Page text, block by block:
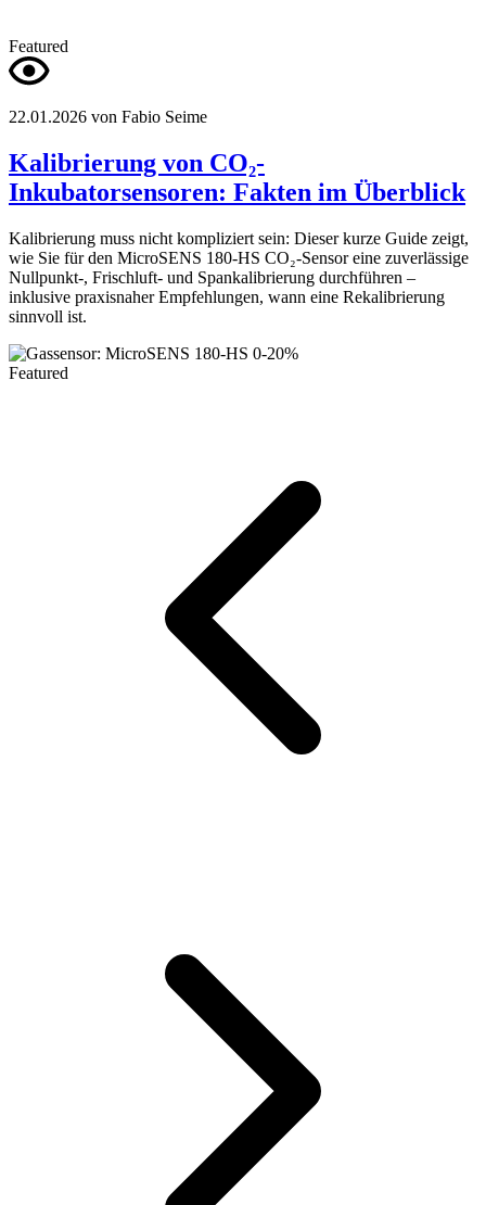
Featured
22.01.2026 von Fabio Seime
Kalibrierung von CO₂-
Inkubatorsensoren: Fakten im Überblick
Kalibrierung muss nicht kompliziert sein: Dieser kurze Guide zeigt,
wie Sie für den MicroSENS 180-HS CO₂-Sensor eine zuverlässige
Nullpunkt-, Frischluft- und Spankalibrierung durchführen –
inklusive praxisnaher Empfehlungen, wann eine Rekalibrierung
sinnvoll ist.
Featured